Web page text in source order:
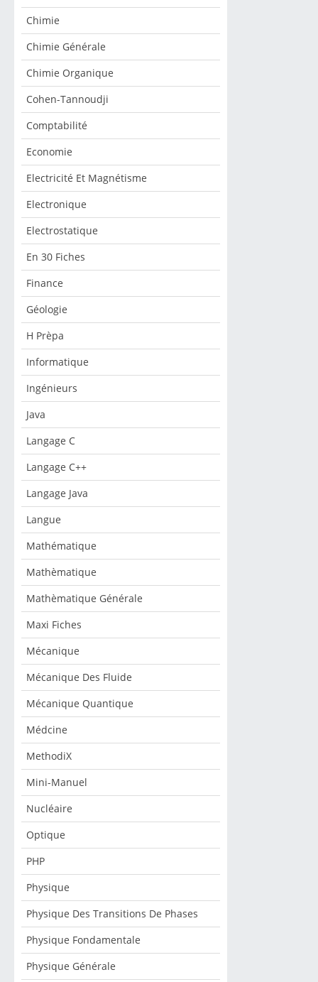
Chimie
Chimie Générale
Chimie Organique
Cohen-Tannoudji
Comptabilité
Economie
Electricité Et Magnétisme
Electronique
Electrostatique
En 30 Fiches
Finance
Géologie
H Prèpa
Informatique
Ingénieurs
Java
Langage C
Langage C++
Langage Java
Langue
Mathématique
Mathèmatique
Mathèmatique Générale
Maxi Fiches
Mécanique
Mécanique Des Fluide
Mécanique Quantique
Médcine
MethodiX
Mini-Manuel
Nucléaire
Optique
PHP
Physique
Physique Des Transitions De Phases
Physique Fondamentale
Physique Générale